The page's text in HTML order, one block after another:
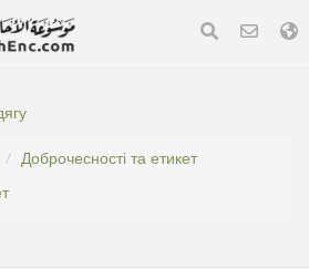
Доброчесності та етикет